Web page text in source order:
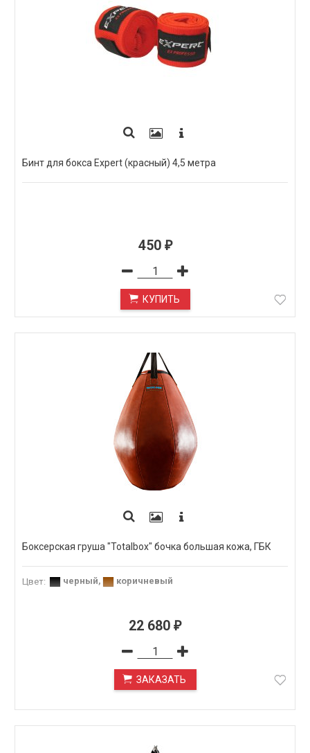
Бинт для бокса Expert (красный) 4,5 метра
450 ₽
КУПИТЬ
Боксерская груша "Totalbox" бочка большая кожа, ГБК
Цвет: черный, коричневый
22 680 ₽
ЗАКАЗАТЬ